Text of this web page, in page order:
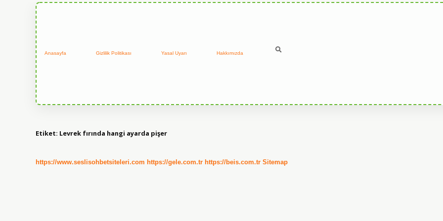
Anasayfa Gizlilik Politikası Yasal Uyarı Hakkımızda
Etiket: Levrek fırında hangi ayarda pişer
https://www.seslisohbetsiteleri.com https://gele.com.tr https://beis.com.tr Sitemap